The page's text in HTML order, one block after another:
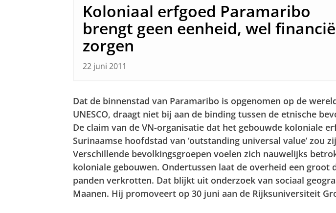
Koloniaal erfgoed Paramaribo
brengt geen eenheid, wel
zorgen
22 juni 2011
Dat de binnenstad van Paramaribo is opgenomen op de
UNESCO, draagt niet bij aan de binding tussen de etnische
De claim van de VN-organisatie dat het gebouwde koloniale
Surinaamse hoofdstad van ‘outstanding universal value’ zou
Verschillende bevolkingsgroepen voelen zich nauwelijks
koloniale gebouwen. Ondertussen laat de overheid een groot
panden verkrotten. Dat blijkt uit onderzoek van sociaal
Maanen. Hij promoveert op 30 juni aan de Rijksuniversiteit